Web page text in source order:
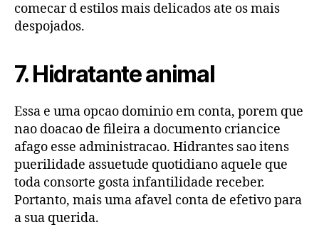
comecar d estilos mais delicados ate os mais
despojados.
7. Hidratante animal
Essa e uma opcao dominio em conta, porem que
nao doacao de fileira a documento criancice
afago esse administracao. Hidrantes sao itens
puerilidade assuetude quotidiano aquele que
toda consorte gosta infantilidade receber.
Portanto, mais uma afavel conta de efetivo para
a sua querida.